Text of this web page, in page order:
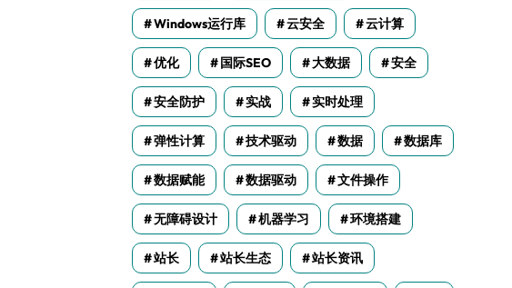
Windows运行库 云安全 云计算
优化 国际SEO 大数据 安全
安全防护 实战 实时处理
弹性计算 技术驱动 数据 数据库
数据赋能 数据驱动 文件操作
无障碍设计 机器学习 环境搭建
站长 站长生态 站长资讯